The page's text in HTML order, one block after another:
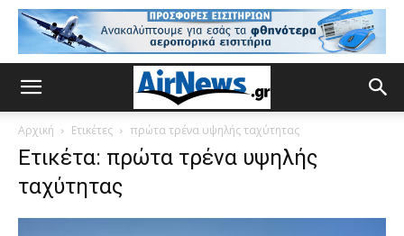
Αρχική Ετικέτες πρώτα τρένα υψηλής ταχύτητας
Ετικέτα: πρώτα τρένα υψηλής
ταχύτητας